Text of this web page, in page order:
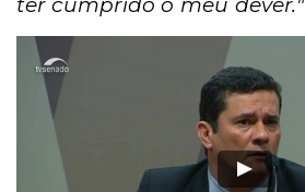
ter cumprido o meu dever."